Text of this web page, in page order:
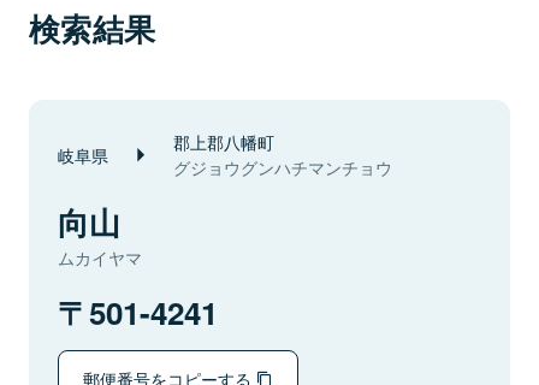
検索結果
岐阜県 郡上郡八幡町
グジョウグンハチマンチョウ
向山
ムカイヤマ
501-4241
郵便番号をコピーする